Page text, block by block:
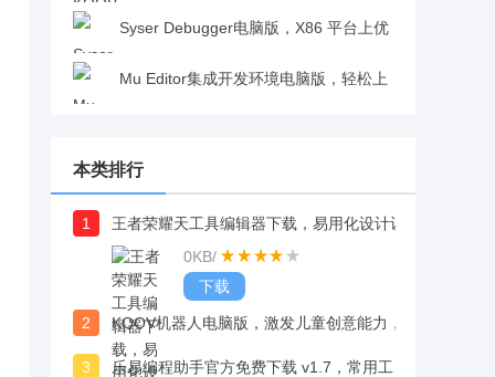
力，编程学习超有趣v1.0.1
Syser Debugger电脑版，X86 平台上优
秀的多功能编程调试工具v1.99.1900.1207
Mu Editor集成开发环境电脑版，轻松上
本类排行
1
0KB/
下载
2
3